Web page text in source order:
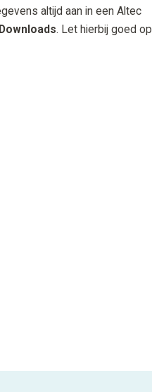
altijd aan in een Altec
Downloads. Let hierbij goed op